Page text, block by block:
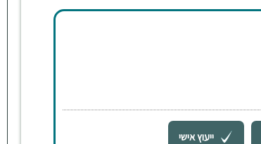
ייעוץ אישי